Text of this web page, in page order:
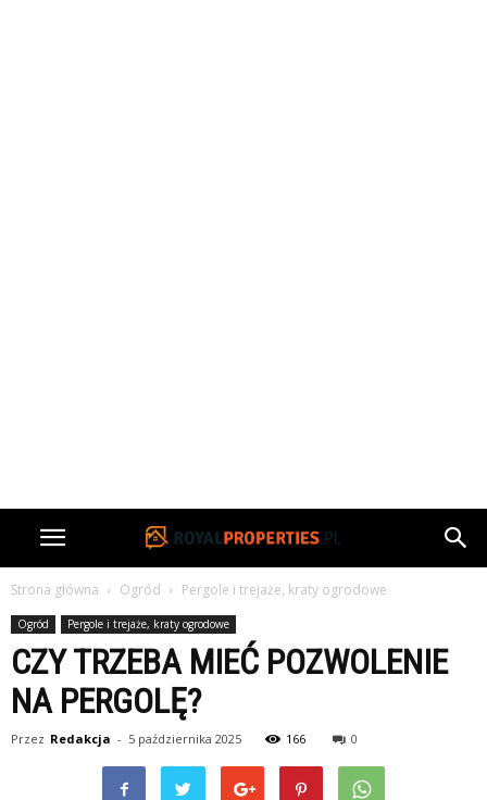
Strona główna Ogród Pergole i trejaże, kraty ogrodowe
Ogród Pergole i trejaże, kraty ogrodowe
CZY TRZEBA MIEĆ POZWOLENIE
NA PERGOLĘ?
Przez Redakcja - 5 października 2025 166 0